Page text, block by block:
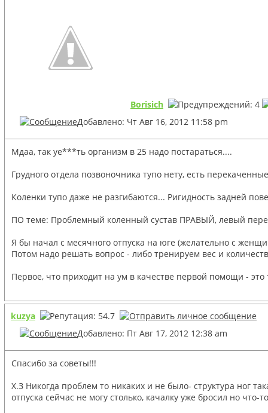
Borisich
Добавлено: Чт Авг 16, 2012 11:58 pm
Мдаа, так уе***ть организм в 25 надо постараться....
Грудного отдела позвоночника тупо нету, есть
Коленки тупо даже не разгибаются... Ригидность задней
ПО теме: Проблемный коленный сустав ПРАВЫЙ, левый
Я бы начал с месячного отпуска на юге (желательно с
Потом надо решать вопрос - либо тренируем вес и
Первое, что приходит на ум в качестве первой помощи -
kuzya
Добавлено: Пт Авг 17, 2012 12:38 am
Спасибо за советы!!!
Х.З Никогда проблем то никаких и не было- структура ног
отпуска сейчас не могу столько, качалку уже бросил но